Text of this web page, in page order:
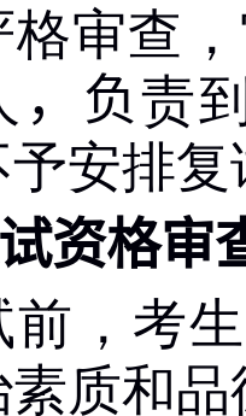
格审查
，负责
安排复
资格审
前，考
质和